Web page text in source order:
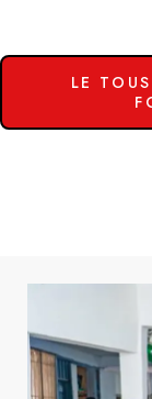
LE